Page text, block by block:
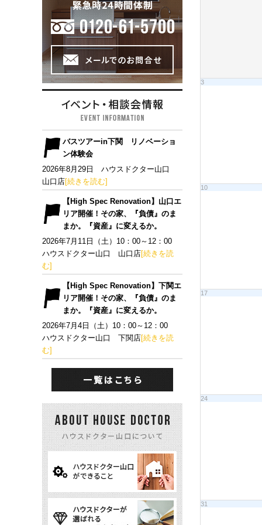
3
10
17
24
31
バスツアーin下関 リノベーショ
ン体験会
2026年8月29日 ハウスドクター山口
山口店[続きを読む]
【High Spec Renovation】山口エ
リア開催！その家、『負債』のま
まか。『資産』に変えるか。
2026年7月11日（土）10：00～12：00
ハウスドクター山口 山口店[続きを読
む]
【High Spec Renovation】下関エ
リア開催！その家、『負債』のま
まか。『資産』に変えるか。
2026年7月4日（土）10：00～12：00
ハウスドクター山口 下関店[続きを読
む]